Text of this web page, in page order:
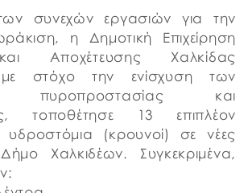
συνεχών εργασιών για την
η Δημοτική Επιχείρηση
Αποχέτευσης Χαλκίδας
στόχο την ενίσχυση των
πυροπροστασίας και
τοποθέτησε 13 επιπλέον
υδροστόμια (κρουνοί) σε νέες
Χαλκιδέων. Συγκεκριμένα,